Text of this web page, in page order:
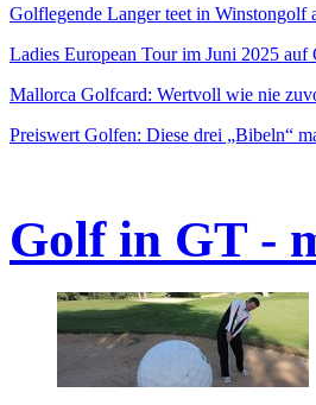
Golflegende Langer teet in Winstongolf
Ladies European Tour im Juni 2025 auf
Mallorca Golfcard: Wertvoll wie nie
Preiswert Golfen: Diese drei „Bibeln“
Golf in GT -